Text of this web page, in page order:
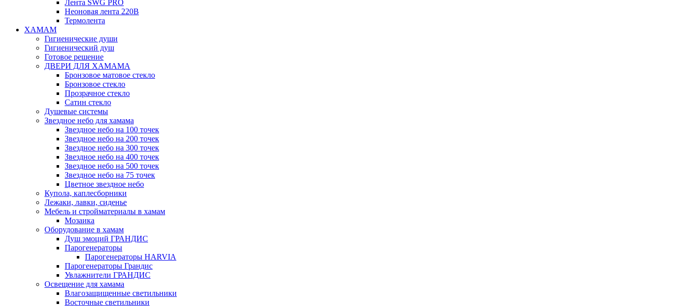
Лента SWG PRO
Неоновая лента 220В
Термолента
ХАМАМ
Гигиенические души
Гигиенический душ
Готовое решение
ДВЕРИ ДЛЯ ХАМАМА
Бронзовое матовое стекло
Бронзовое стекло
Прозрачное стекло
Сатин стекло
Душевые системы
Звездное небо для хамама
Звездное небо на 100 точек
Звездное небо на 200 точек
Звездное небо на 300 точек
Звездное небо на 400 точек
Звездное небо на 500 точек
Звездное небо на 75 точек
Цветное звездное небо
Купола, каплесборники
Лежаки, лавки, сиденье
Мебель и стройматериалы в хамам
Мозаика
Оборудование в хамам
Душ эмоций ГРАНДИС
Парогенераторы
Парогенераторы HARVIA
Парогенераторы Грандис
Увлажнители ГРАНДИС
Освещение для хамама
Влагозащищенные светильники
Восточные светильники